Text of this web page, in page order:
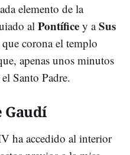
elemento de la
al Pontífice y aSus
corona el templo
apenas unos minutos
Santo Padre.
Gaudí
ha accedido al interior